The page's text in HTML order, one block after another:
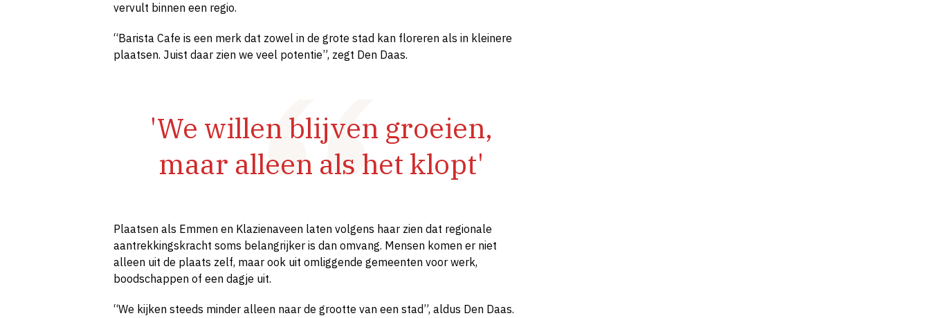
vervult binnen een regio.
“Barista Cafe is een merk dat zowel in de grote stad kan floreren als in kleinere
plaatsen. Juist daar zien we veel potentie”, zegt Den Daas.
'We willen blijven groeien,
maar alleen als het klopt'
Plaatsen als Emmen en Klazienaveen laten volgens haar zien dat regionale
aantrekkingskracht soms belangrijker is dan omvang. Mensen komen er niet
alleen uit de plaats zelf, maar ook uit omliggende gemeenten voor werk,
boodschappen of een dagje uit.
“We kijken steeds minder alleen naar de grootte van een stad”, aldus Den Daas.